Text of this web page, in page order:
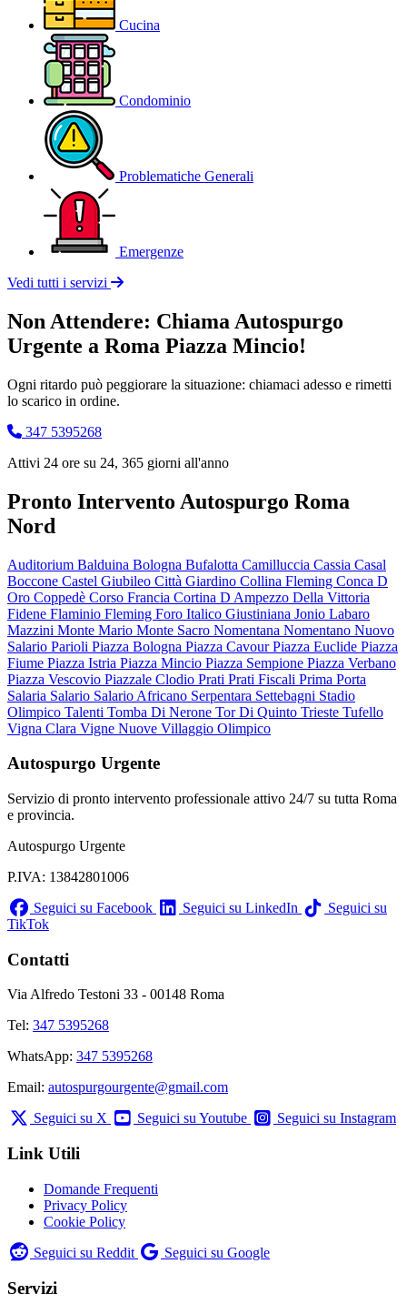
Cucina
Condominio
Problematiche Generali
Emergenze
Vedi tutti i servizi
Non Attendere: Chiama Autospurgo
Urgente a Roma Piazza Mincio!
Ogni ritardo può peggiorare la situazione: chiamaci adesso e rimetti
lo scarico in ordine.
347 5395268
Attivi 24 ore su 24, 365 giorni all'anno
Pronto Intervento Autospurgo Roma
Nord
Auditorium Balduina Bologna Bufalotta Camilluccia Cassia Casal
Boccone Castel Giubileo Città Giardino Collina Fleming Conca D
Oro Coppedè Corso Francia Cortina D Ampezzo Della Vittoria
Fidene Flaminio Fleming Foro Italico Giustiniana Jonio Labaro
Mazzini Monte Mario Monte Sacro Nomentana Nomentano Nuovo
Salario Parioli Piazza Bologna Piazza CavourPiazza Euclide Piazza
Fiume Piazza Istria Piazza Mincio Piazza Sempione Piazza Verbano
Piazza Vescovio Piazzale Clodio Prati Prati Fiscali Prima Porta
Salaria Salario Salario Africano Serpentara Settebagni Stadio
Olimpico Talenti Tomba Di Nerone Tor Di Quinto Trieste Tufello
Vigna Clara Vigne Nuove Villaggio Olimpico
Autospurgo Urgente
Servizio di pronto intervento professionale attivo 24/7 su tutta Roma
e provincia.
Autospurgo Urgente
P.IVA: 13842801006
Seguici su Facebook
Seguici su LinkedIn
Seguici su
TikTok
Contatti
Via Alfredo Testoni 33 - 00148 Roma
Tel: 347 5395268
WhatsApp: 347 5395268
Email: autospurgourgente@gmail.com
Seguici su X
Seguici su Youtube Seguici su Instagram
Link Utili
Domande Frequenti
Privacy Policy
Cookie Policy
Seguici su Reddit
Seguici su Google
Servizi